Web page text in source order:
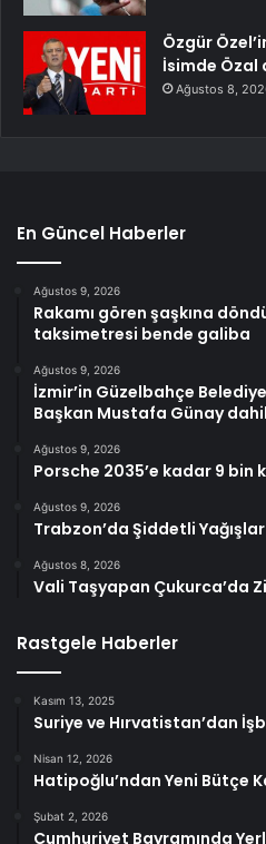
Özgür
İsimde Özal
Ağustos 8,
En Güncel Haberler
Ağustos 9, 2026
Rakamı gören şaşkına
taksimetresi bende galiba
Ağustos 9, 2026
İzmir’in Güzelbahçe
Başkan Mustafa Günay
Ağustos 9, 2026
Porsche 2035’e kadar 9 bin
Ağustos 9, 2026
Trabzon’da Şiddetli
Ağustos 8, 2026
Vali Taşyapan Çukurca’da
Rastgele Haberler
Kasım 13, 2025
Suriye ve Hırvatistan’dan
Nisan 12, 2026
Hatipoğlu’ndan Yeni Bütçe
Şubat 2, 2026
Cumhuriyet Bayramında